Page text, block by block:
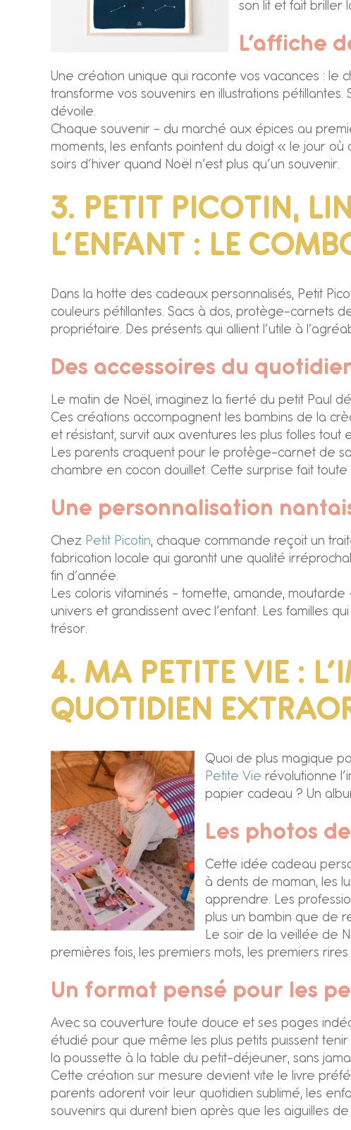
son lit et fait briller
L’affiche
Une création unique qui raconte vos vacances : le
transforme vos souvenirs en illustrations
dévoile.
Chaque souvenir – du marché aux épices au
moments, les enfants pointent du doigt « le jour
soirs d’hiver quand Noël n’est plus qu’un souvenir.
3. PETIT PICOTIN,
L’ENFANT : LE
Dans la hotte des cadeaux personnalisés, Petit
couleurs pétillantes. Sacs à dos, protège-carnets
propriétaire. Des présents qui allient l’utile à
Des accessoires du
Le matin de Noël, imaginez la fierté du petit Paul
Ces créations accompagnent les bambins de la
et résistant, survit aux aventures les plus folles tout
Les parents craquent pour le protège-carnet de
chambre en cocon douillet. Cette surprise fait
Une personnalisation
Chez Petit Picotin, chaque commande reçoit un
fabrication locale qui garantit une qualité
fin d’année.
Les coloris vitaminés – tomette, amande,
univers et grandissent avec l’enfant. Les familles
trésor.
4. MA PETITE VIE :
QUOTIDIEN
Quoi de plus magique
Petite Vie révolutionne
papier cadeau ? Un
Les photos
Cette idée cadeau
à dents de maman, les
apprendre. Les
plus un bambin que de
Le soir de la veillée de
premières fois, les premiers mots, les premiers
Un format pensé pour les
Avec sa couverture toute douce et ses pages
étudié pour que même les plus petits puissent
la poussette à la table du petit-déjeuner, sans
Cette création sur mesure devient vite le livre
parents adorent voir leur quotidien sublimé, les
souvenirs qui durent bien après que les aiguilles